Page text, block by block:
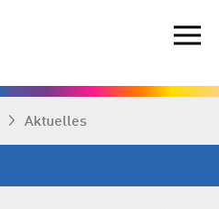
Aktuelles